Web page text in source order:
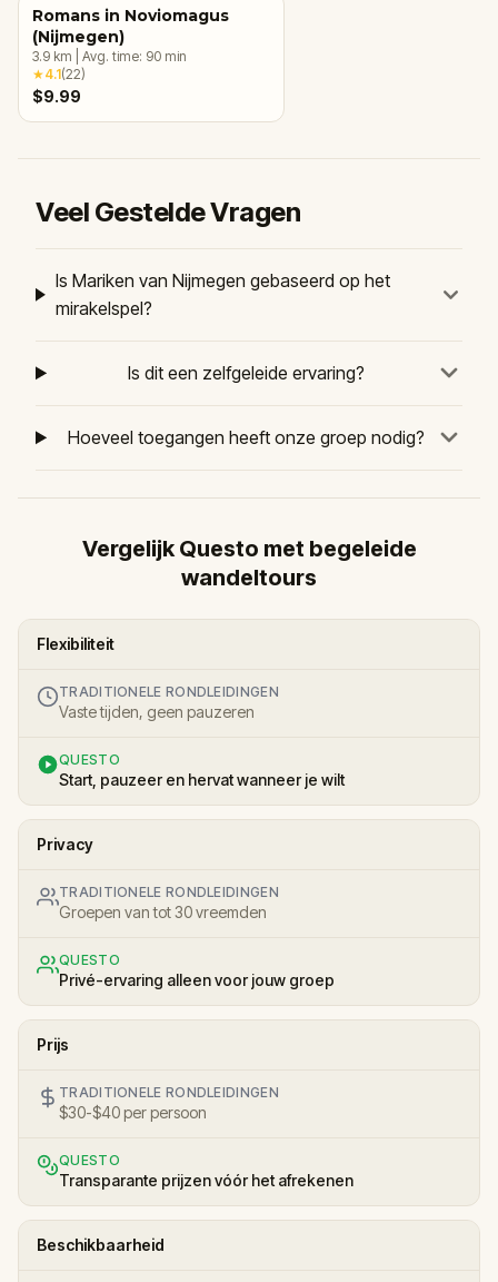
Romans in Noviomagus
(Nijmegen)
3.9 km Avg. time: 90 min
★4.1(22)
$9.99
Veel Gestelde Vragen
Is Mariken van Nijmegen gebaseerd op het
mirakelspel?
Is dit een zelfgeleide ervaring?
Hoeveel toegangen heeft onze groep nodig?
Vergelijk Questo met begeleide
wandeltours
Flexibiliteit
TRADITIONELE RONDLEIDINGEN
Vaste tijden, geen pauzeren
QUESTO
Start, pauzeer en hervat wanneer je wilt
Privacy
TRADITIONELE RONDLEIDINGEN
Groepen van tot 30 vreemden
QUESTO
Privé-ervaring alleen voor jouw groep
Prijs
TRADITIONELE RONDLEIDINGEN
$30-$40 per persoon
QUESTO
Transparante prijzen vóór het afrekenen
Beschikbaarheid